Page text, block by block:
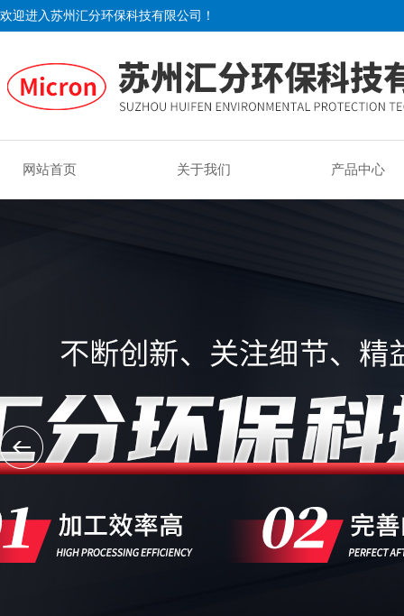
欢迎进入苏州汇分环保科技有限公司！
网站首页 关于我们 产品中心